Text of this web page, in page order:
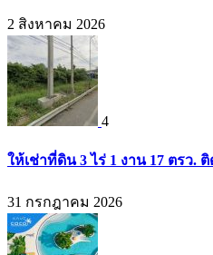
2 สิงหาคม 2026
4
ให้เช่าที่ดิน 3 ไร่ 1 งาน 17 ตรว.
31 กรกฎาคม 2026